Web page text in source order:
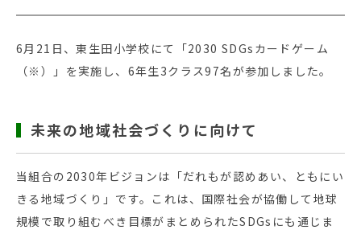
6月21日、東生田小学校にて「2030 SDGsカードゲーム
（※）」を実施し、6年生3クラス97名が参加しました。
未来の地域社会づくりに向けて
当組合の2030年ビジョンは「だれもが認めあい、ともにい
きる地域づくり」です。これは、国際社会が協働して地球
規模で取り組むべき目標がまとめられたSDGsにも通じま